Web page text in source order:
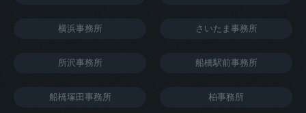
横浜事務所 さいたま事務所
所沢事務所 船橋駅前事務所
船橋塚田事務所 柏事務所